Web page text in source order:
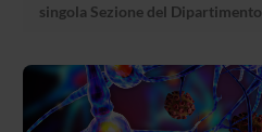
singola Sezione del Dipartimento